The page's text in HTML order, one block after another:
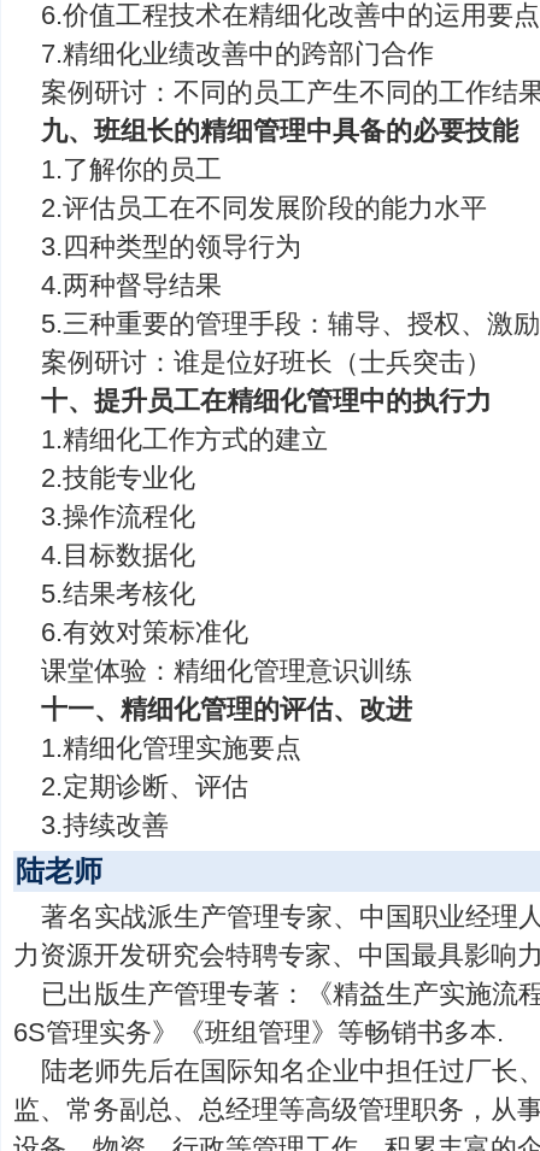
6.价值工程技术在精细化改善中的运用要点
7.精细化业绩改善中的跨部门合作
案例研讨：不同的员工产生不同的工作结
九、班组长的精细管理中具备的必要技能
1.了解你的员工
2.评估员工在不同发展阶段的能力水平
3.四种类型的领导行为
4.两种督导结果
5.三种重要的管理手段：辅导、授权、激励
案例研讨：谁是位好班长（士兵突击）
十、提升员工在精细化管理中的执行力
1.精细化工作方式的建立
2.技能专业化
3.操作流程化
4.目标数据化
5.结果考核化
6.有效对策标准化
课堂体验：精细化管理意识训练
十一、精细化管理的评估、改进
1.精细化管理实施要点
2.定期诊断、评估
3.持续改善
陆老师
著名实战派生产管理专家、中国职业经理
力资源开发研究会特聘专家、中国最具影响
已出版生产管理专著：《精益生产实施流
6S管理实务》《班组管理》等畅销书多本.
陆老师先后在国际知名企业中担任过厂长
监、常务副总、总经理等高级管理职务，从